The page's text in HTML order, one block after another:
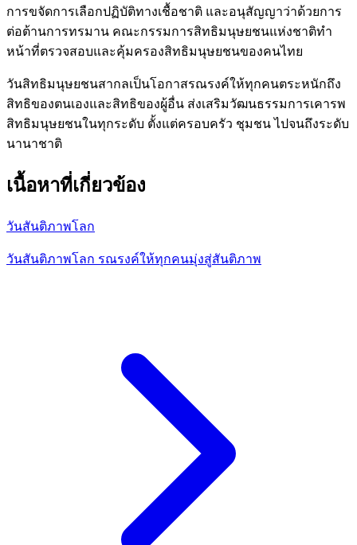
การขจัดการเลือกปฏิบัติทางเชื้อชาติ และอนุสัญญาว่าด้วยการ
ต่อต้านการทรมาน คณะกรรมการสิทธิมนุษยชนแห่งชาติทำ
หน้าที่ตรวจสอบและคุ้มครองสิทธิมนุษยชนของคนไทย
วันสิทธิมนุษยชนสากลเป็นโอกาสรณรงค์ให้ทุกคนตระหนักถึง
สิทธิของตนเองและสิทธิของผู้อื่น ส่งเสริมวัฒนธรรมการเคารพ
สิทธิมนุษยชนในทุกระดับ ตั้งแต่ครอบครัว ชุมชน ไปจนถึงระดับ
นานาชาติ
เนื้อหาที่เกี่ยวข้อง
วันสันติภาพโลก
วันสันติภาพโลก รณรงค์ให้ทุกคนมุ่งสู่สันติภาพ